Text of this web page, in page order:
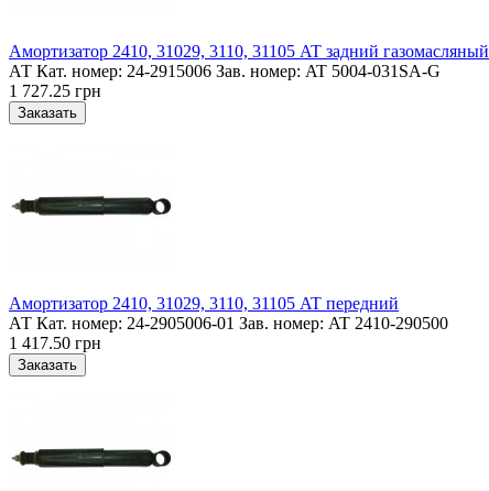
Амортизатор 2410, 31029, 3110, 31105 AT задний газомасляный
АТ Кат. номер: 24-2915006 Зав. номер: AT 5004-031SA-G
1 727.25 грн
Амортизатор 2410, 31029, 3110, 31105 AT передний
АТ Кат. номер: 24-2905006-01 Зав. номер: AT 2410-290500
1 417.50 грн